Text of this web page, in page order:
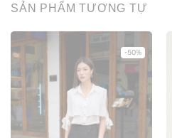
SẢN PHẨM TƯƠNG TỰ
-50%